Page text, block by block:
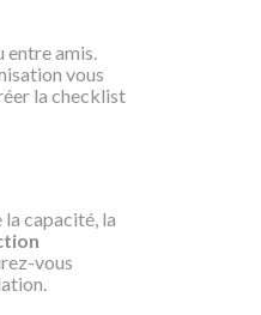
entre amis.
vous
la checklist
la capacité, la
vous